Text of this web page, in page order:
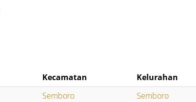
Kecamatan
Kelurahan
Semboro
Semboro